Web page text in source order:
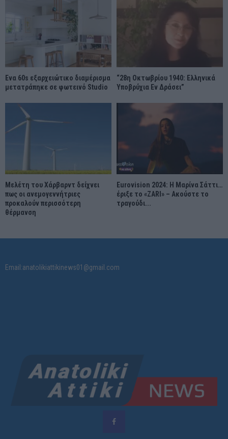
Ένα 60s εξαρχειώτικο διαμέρισμα
μετατράπηκε σε φωτεινό Studio
“28η Οκτωβρίου 1940: Ελληνικά
Υποβρύχια Εν Δράσει”
Μελέτη του Χάρβαρντ δείχνει
πως οι ανεμογεννήτριες
προκαλούν περισσότερη
θέρμανση
Eurovision 2024: Η Μαρίνα Σάττι…
έριξε το «ZARI» – Ακούστε το
τραγούδι...
Email:anatolikiattikinews01@gmail.com